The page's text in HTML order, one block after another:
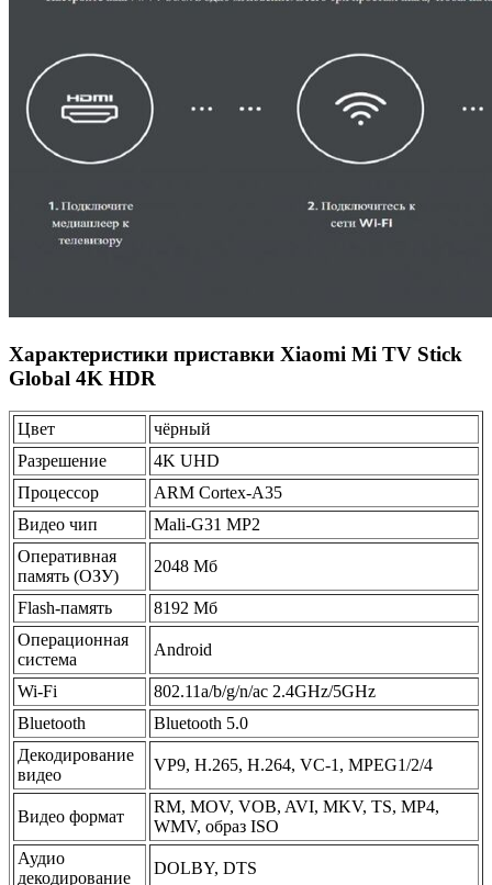
Характеристики приставки Xiaomi Mi TV Stick
Global 4K HDR
Цвет
чёрный
Разрешение
4K UHD
Процессор
ARM Cortex-A35
Видео чип
Mali-G31 MP2
Оперативная
память (ОЗУ)
2048 Мб
Flash-память
8192 Мб
Операционная
система
Android
Wi-Fi
802.11a/b/g/n/ac 2.4GHz/5GHz
Bluetooth
Bluetooth 5.0
Декодирование
видео
VP9, H.265, H.264, VC-1, MPEG1/2/4
Видео формат
RM, MOV, VOB, AVI, MKV, TS, MP4,
WMV, образ ISO
Аудио
декодирование
DOLBY, DTS